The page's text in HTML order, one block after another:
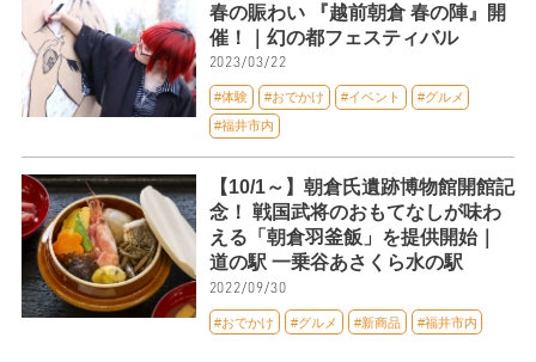
春の賑わい 『越前朝倉 春の陣』開
催！｜幻の都フェスティバル
2023/03/22
#体験 #おでかけ #イベント #グルメ
#福井市内
【10/1～】朝倉氏遺跡博物館開館記
念！ 戦国武将のおもてなしが味わ
える「朝倉羽釜飯」を提供開始｜
道の駅 一乗谷あさくら水の駅
2022/09/30
#おでかけ #グルメ #新商品 #福井市内